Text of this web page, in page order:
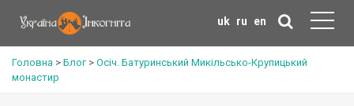
uk ru en
Головна > Блог> Осіч. Батуринський Микільсько-Крупицький
монастир